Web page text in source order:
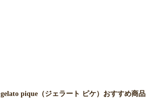
gelato pique（ジェラート ピケ）おすすめ商品